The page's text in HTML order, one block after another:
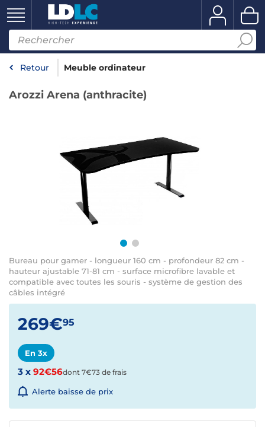
Retour Meuble ordinateur
Arozzi Arena (anthracite)
Bureau pour gamer - longueur 160 cm - profondeur 82 cm -
hauteur ajustable 71-81 cm - surface microfibre lavable et
compatible avec toutes les souris - système de gestion des
câbles intégré
269€95
En 3x
3 x 92€56dont 7€73 de frais
Alerte baisse de prix